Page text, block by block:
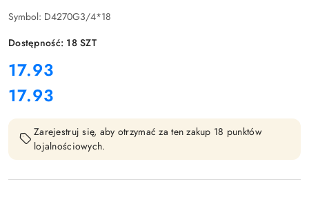
Symbol: D4270G3/4*18
Dostępność: 18SZT
cena:
17.93
Cena:
17.93
Zarejestruj się, aby otrzymać za ten zakup 18 punktów
lojalnościowych.